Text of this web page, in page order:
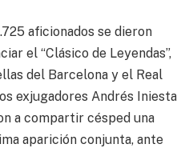
aficionados se dieron
el “Clásico de Leyendas”,
del Barcelona y el Real
exjugadores Andrés Iniesta
a compartir césped una
aparición conjunta, ante